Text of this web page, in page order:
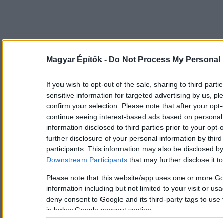
Magyar Építők - Do Not Process My
If you wish to opt-out of the sale, sharing to third
sensitive information for targeted advertising by us,
confirm your selection. Please note that after your
continue seeing interest-based ads based on
information disclosed to third parties prior to your
further disclosure of your personal information by
participants. This information may also be disclosed
Downstream Participants that may further disclose it
Please note that this website/app uses one or more
information including but not limited to your visit or
deny consent to Google and its third-party tags to
in below Google consent section.